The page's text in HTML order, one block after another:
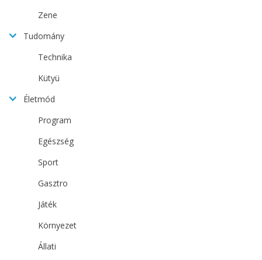
Zene
Tudomány
Technika
Kütyü
Életmód
Program
Egészség
Sport
Gasztro
Játék
Környezet
Állati